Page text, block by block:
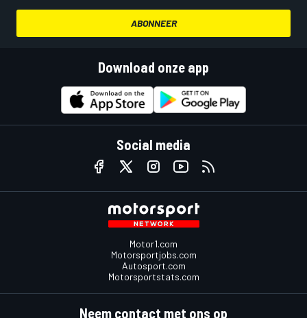
ABONNEER
Download onze app
Social media
Motor1.com
Motorsportjobs.com
Autosport.com
Motorsportstats.com
Neem contact met ons op